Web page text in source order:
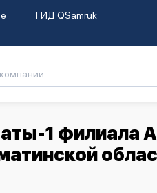
ГИД QSamruk
1 филиала